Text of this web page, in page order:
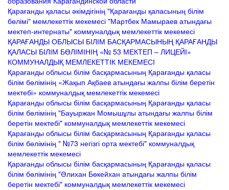
Қарағанды қаласы әкімдігінің "Қарағанды қаласының білім
бөлімі" мемлекеттік мекемесі "Мартбек Мамыраев атындағы
мектеп-интернаты" коммуналдық мемлекеттік мекемесі
ҚАРАҒАНДЫ ОБЛЫСЫ БІЛІМ БАСҚАРМАСЫНЫҢ ҚАРАҒАНДЫ
ҚАЛАСЫ БІЛІМ БӨЛІМІНІҢ «№ 53 МЕКТЕП – ЛИЦЕЙІ»
КОММУНАЛДЫҚ МЕМЛЕКЕТТІК МЕКЕМЕСІ
Қарағанды облысы білім басқармасының Қарағанды қаласы
білім бөлімінің «Жақып Ақбаев атындағы жалпы білім беретін
мектебі» коммуналдық мемлекеттік мекемесі
Қарағанды облысы білім басқармасының Қарағанды қаласы
білім бөлімінің "Бауыржан Момышұлы атындағы жалпы білім
беретін мектебі" коммуналдық мемлекеттік мекемесі
Қарағанды облысы білім басқармасының Қарағанды қаласы
білім бөлімінің " №73 негізгі орта мектебі" коммуналдық
мемлекеттік мекемесі
Қарағанды облысы білім басқармасының Қарағанды қаласы
білім бөлімінің "Әлихан Бөкейхан атындағы жалпы білім
беретін мектебі" коммуналдық мемлекеттік мекемесі